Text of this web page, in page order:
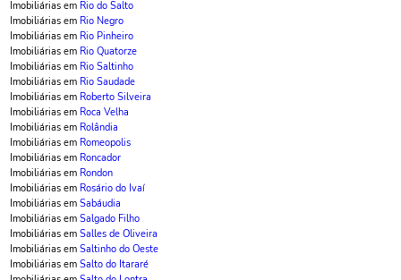
Imobiliárias em Rio do Salto
Imobiliárias em Rio Negro
Imobiliárias em Rio Pinheiro
Imobiliárias em Rio Quatorze
Imobiliárias em Rio Saltinho
Imobiliárias em Rio Saudade
Imobiliárias em Roberto Silveira
Imobiliárias em Roca Velha
Imobiliárias em Rolândia
Imobiliárias em Romeopolis
Imobiliárias em Roncador
Imobiliárias em Rondon
Imobiliárias em Rosário do Ivaí
Imobiliárias em Sabáudia
Imobiliárias em Salgado Filho
Imobiliárias em Salles de Oliveira
Imobiliárias em Saltinho do Oeste
Imobiliárias em Salto do Itararé